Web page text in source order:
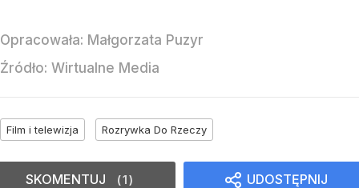
Opracowała: Małgorzata Puzyr
Źródło: Wirtualne Media
Film i telewizja Rozrywka Do Rzeczy
UDOSTĘPNIJ
SKOMENTUJ 1